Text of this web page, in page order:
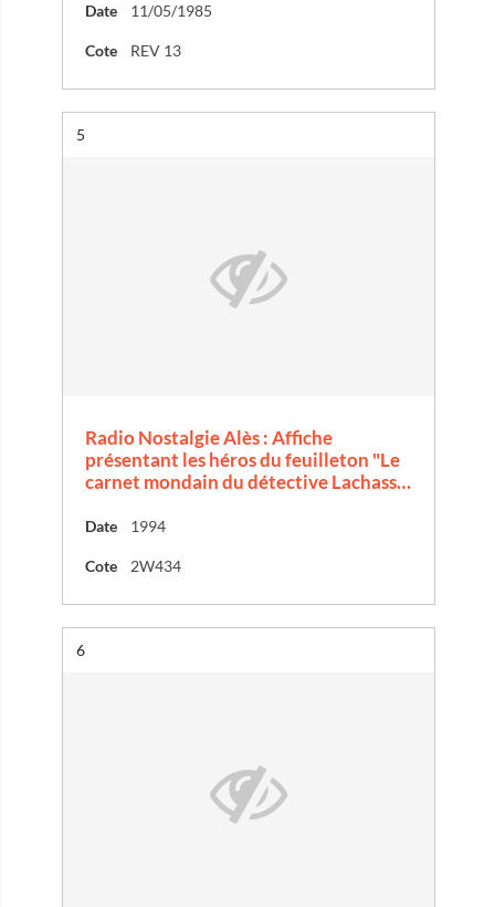
Date 11/05/1985
Cote REV 13
Résultat n°
5
Radio Nostalgie Alès : Affiche
présentant les héros du feuilleton "Le
carnet mondain du détective Lachass…
Date 1994
Cote 2W434
Résultat n°
6